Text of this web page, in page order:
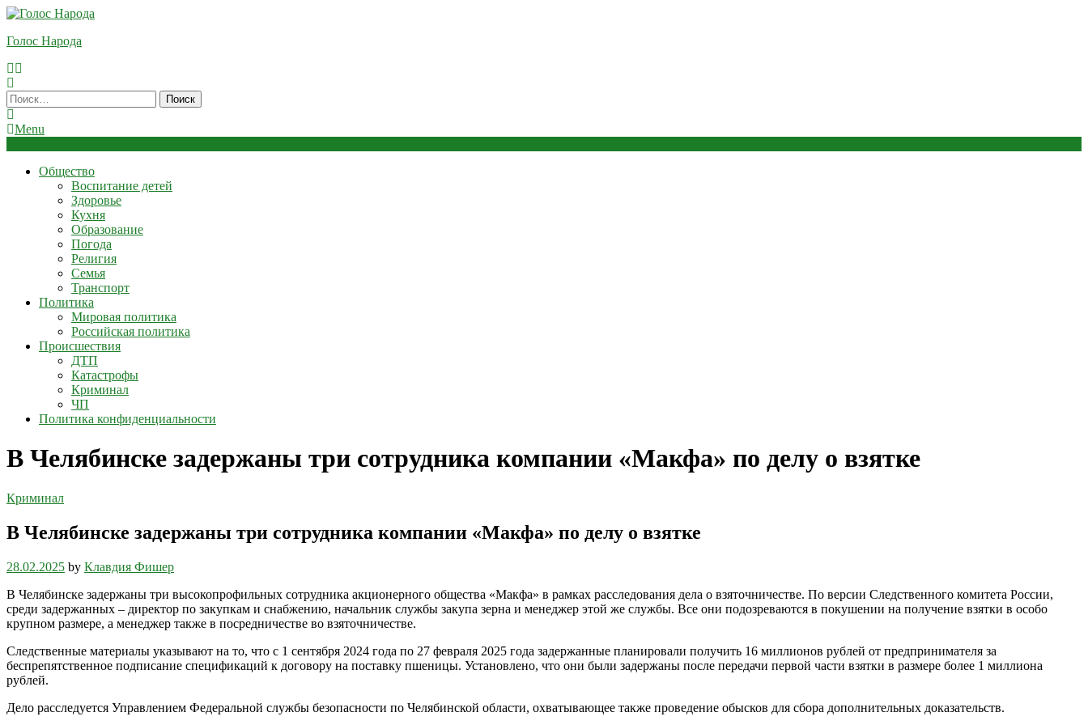
Skip
Content
Голос Народа
Найти:
Menu
Общество
Воспитание детей
Здоровье
Кухня
Образование
Погода
Религия
Семья
Транспорт
Политика
Мировая политика
Российская политика
Происшествия
ДТП
Катастрофы
Криминал
ЧП
Политика конфиденциальности
В Челябинске задержаны три сотрудника компании «Макфа» по делу о взятке
Криминал
В Челябинске задержаны три сотрудника компании «Макфа» по делу о взятке
28.02.2025 by Клавдия Фишер
В Челябинске задержаны три высокопрофильных сотрудника акционерного общества «Макфа» в рамках расследования дела о взяточничестве. По версии Следственного комитета России,
среди задержанных – директор по закупкам и снабжению, начальник службы закупа зерна и менеджер этой же службы. Все они подозреваются в покушении на получение взятки в особо
крупном размере, а менеджер также в посредничестве во взяточничестве.
Следственные материалы указывают на то, что с 1 сентября 2024 года по 27 февраля 2025 года задержанные планировали получить 16 миллионов рублей от предпринимателя за
беспрепятственное подписание спецификаций к договору на поставку пшеницы. Установлено, что они были задержаны после передачи первой части взятки в размере более 1 миллиона
рублей.
Дело расследуется Управлением Федеральной службы безопасности по Челябинской области, охватывающее также проведение обысков для сбора дополнительных доказательств.